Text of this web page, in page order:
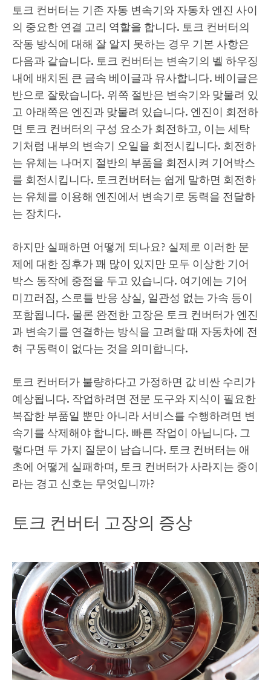
토크 컨버터는 기존 자동 변속기와 자동차 엔진 사이
의 중요한 연결 고리 역할을 합니다. 토크 컨버터의
작동 방식에 대해 잘 알지 못하는 경우 기본 사항은
다음과 같습니다. 토크 컨버터는 변속기의 벨 하우징
내에 배치된 큰 금속 베이글과 유사합니다. 베이글은
반으로 잘랐습니다. 위쪽 절반은 변속기와 맞물려 있
고 아래쪽은 엔진과 맞물려 있습니다. 엔진이 회전하
면 토크 컨버터의 구성 요소가 회전하고, 이는 세탁
기처럼 내부의 변속기 오일을 회전시킵니다. 회전하
는 유체는 나머지 절반의 부품을 회전시켜 기어박스
를 회전시킵니다. 토크컨버터는 쉽게 말하면 회전하
는 유체를 이용해 엔진에서 변속기로 동력을 전달하
는 장치다.
하지만 실패하면 어떻게 되나요? 실제로 이러한 문
제에 대한 징후가 꽤 많이 있지만 모두 이상한 기어
박스 동작에 중점을 두고 있습니다. 여기에는 기어
미끄러짐, 스로틀 반응 상실, 일관성 없는 가속 등이
포함됩니다. 물론 완전한 고장은 토크 컨버터가 엔진
과 변속기를 연결하는 방식을 고려할 때 자동차에 전
혀 구동력이 없다는 것을 의미합니다.
토크 컨버터가 불량하다고 가정하면 값 비싼 수리가
예상됩니다. 작업하려면 전문 도구와 지식이 필요한
복잡한 부품일 뿐만 아니라 서비스를 수행하려면 변
속기를 삭제해야 합니다. 빠른 작업이 아닙니다. 그
렇다면 두 가지 질문이 남습니다. 토크 컨버터는 애
초에 어떻게 실패하며, 토크 컨버터가 사라지는 중이
라는 경고 신호는 무엇입니까?
토크 컨버터 고장의 증상